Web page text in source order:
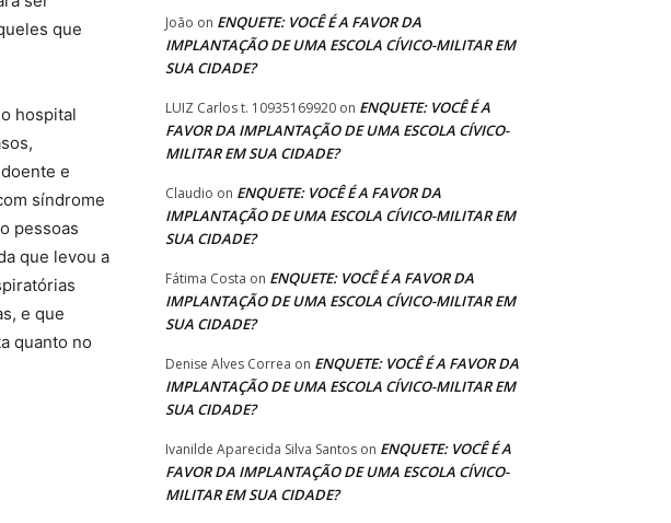
que
hospital
e
síndrome
pessoas
que levou a
e que
quanto no
João on ENQUETE: VOCÊ É A FAVOR DA
IMPLANTAÇÃO DE UMA ESCOLA CÍVICO-MILITAR EM
SUA CIDADE?
LUIZ Carlos t. 10935169920 on ENQUETE: VOCÊ É A
FAVOR DA IMPLANTAÇÃO DE UMA ESCOLA CÍVICO-
MILITAR EM SUA CIDADE?
Claudio on ENQUETE: VOCÊ É A FAVOR DA
IMPLANTAÇÃO DE UMA ESCOLA CÍVICO-MILITAR EM
SUA CIDADE?
Fátima Costa on ENQUETE: VOCÊ É A FAVOR DA
IMPLANTAÇÃO DE UMA ESCOLA CÍVICO-MILITAR EM
SUA CIDADE?
Denise Alves Correa on ENQUETE: VOCÊ É A FAVOR DA
IMPLANTAÇÃO DE UMA ESCOLA CÍVICO-MILITAR EM
SUA CIDADE?
Ivanilde Aparecida Silva Santos on ENQUETE: VOCÊ É A
FAVOR DA IMPLANTAÇÃO DE UMA ESCOLA CÍVICO-
MILITAR EM SUA CIDADE?